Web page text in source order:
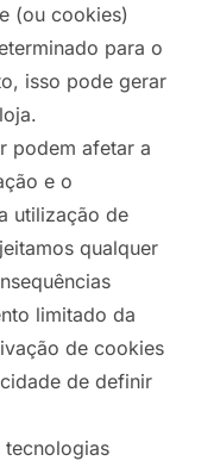
(ou cookies)
para o
isso pode gerar
podem afetar a
e o
utilização de
qualquer
limitado da
de cookies
de definir
tecnologias